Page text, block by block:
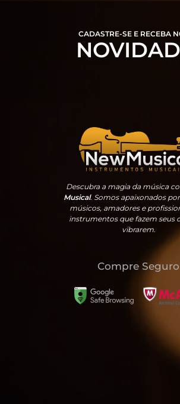
CADASTRE-SE E RECEBA
Descubra a magia da música
Musical. Somos apaixonados
músicos, amadores e
instrumentos que fazem seus
vibrarem.
Compre Seguro